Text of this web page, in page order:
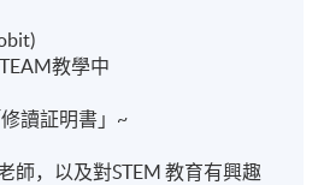
教學中
讀証明書」~
師，以及對STEM 教育有興趣